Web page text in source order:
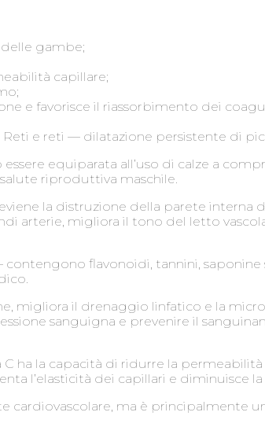
delle gambe;
capillare;
e favorisce il riassorbimento dei
e reti — dilatazione persistente di
equiparata all’uso di calze a
riproduttiva maschile.
la distruzione della parete interna
arterie, migliora il tono del letto
flavonoidi, tannini,
migliora il drenaggio linfatico e la
sanguigna e prevenire il
ha la capacità di ridurre la
l’elasticità dei capillari e diminuisce
cardiovascolare, ma è